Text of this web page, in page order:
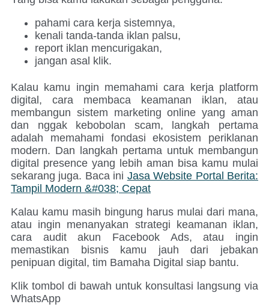
pahami cara kerja sistemnya,
kenali tanda-tanda iklan palsu,
report iklan mencurigakan,
jangan asal klik.
Kalau kamu ingin memahami cara kerja platform
digital, cara membaca keamanan iklan, atau
membangun sistem marketing online yang aman
dan nggak kebobolan scam, langkah pertama
adalah memahami fondasi ekosistem periklanan
modern. Dan langkah pertama untuk membangun
digital presence yang lebih aman bisa kamu mulai
sekarang juga. Baca ini Jasa Website Portal Berita:
Tampil Modern &#038; Cepat
Kalau kamu masih bingung harus mulai dari mana,
atau ingin menanyakan strategi keamanan iklan,
cara audit akun Facebook Ads, atau ingin
memastikan bisnis kamu jauh dari jebakan
penipuan digital, tim Bamaha Digital siap bantu.
Klik tombol di bawah untuk konsultasi langsung via
WhatsApp